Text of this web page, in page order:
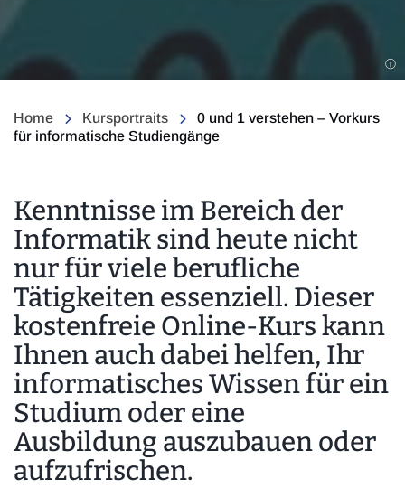
Home Kursportraits
0 und 1 verstehen – Vorkurs
für informatische Studiengänge
Inhalt
Kenntnisse im Bereich der
Informatik sind heute nicht
nur für viele berufliche
Tätigkeiten essenziell. Dieser
kostenfreie Online-Kurs kann
Ihnen auch dabei helfen, Ihr
informatisches Wissen für ein
Studium oder eine
Ausbildung auszubauen oder
aufzufrischen.